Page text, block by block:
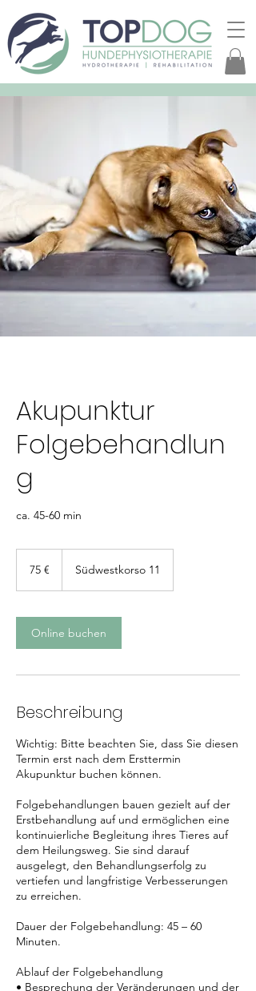
Akupunktur
Folgebehandlun
g
75 € Südwestkorso 11
Online buchen
Beschreibung
Wichtig: Bitte beachten Sie, dass Sie diesen
Termin erst nach dem Ersttermin
Akupunktur buchen können.
Folgebehandlungen bauen gezielt auf der
Erstbehandlung auf und ermöglichen eine
kontinuierliche Begleitung ihres Tieres auf
dem Heilungsweg. Sie sind darauf
ausgelegt, den Behandlungserfolg zu
vertiefen und langfristige Verbesserungen
zu erreichen.
Dauer der Folgebehandlung: 45 – 60
Minuten.
Ablauf der Folgebehandlung
• Besprechung der Veränderungen und der